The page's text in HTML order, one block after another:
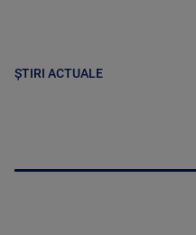
ȘTIRI ACTUALE